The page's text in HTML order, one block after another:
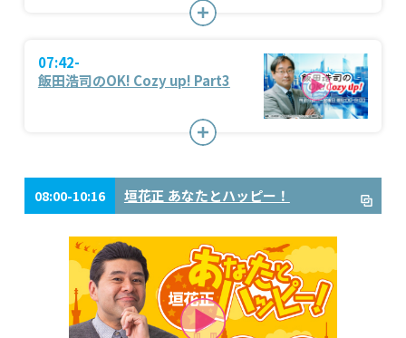
07:42-
飯田浩司のOK! Cozy up! Part3
08:00-10:16 垣花正 あなたとハッピー！